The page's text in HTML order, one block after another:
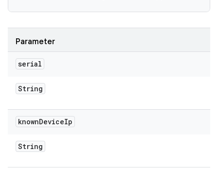
Parameter
serial
String
knownDeviceIp
String